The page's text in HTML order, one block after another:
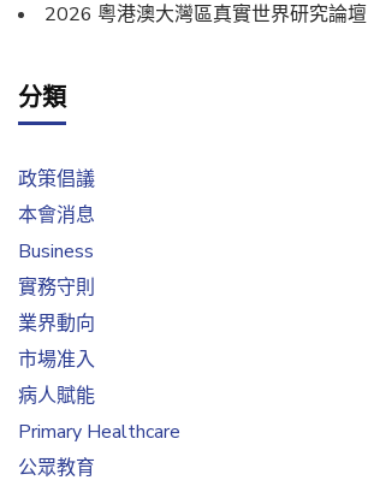
2026 粵港澳大灣區真實世界研究論壇
分類
政策倡議
本會消息
Business
實務守則
業界動向
市場准入
病人賦能
Primary Healthcare
公眾教育